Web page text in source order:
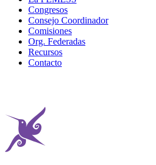
Congresos
Consejo Coordinador
Comisiones
Org. Federadas
Recursos
Contacto